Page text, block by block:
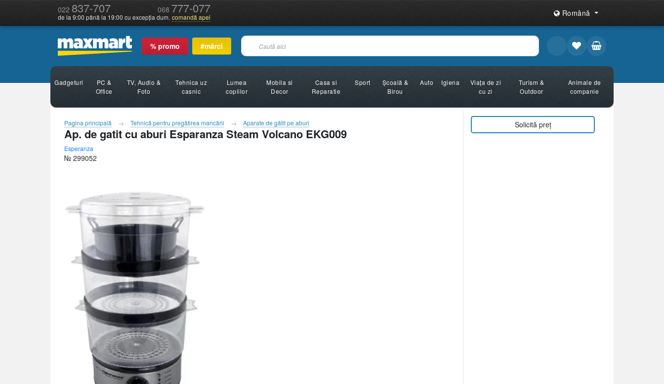
022 837-707 068 777-077
de la 9:00 până la 19:00 cu excepția dum. comandă apel Română
% promo #mărci
Gadgeturi
PC &
Office
TV, Audio &
Foto
Tehnica uz
casnic
Lumea
copiilor
Mobila si
Decor
Casa si
Reparatie
Sport
Şcoală &
Birou
Auto Igiena
Viața de zi
cu zi
Turism &
Outdoor
Animale de
companie
Pagina principală Tehnică pentru pregătirea mancării Aparate de gătit pe aburi
Ap. de gatit cu aburi Esparanza Steam Volcano EKG009
Esperanza
№ 299052
Solicită preț